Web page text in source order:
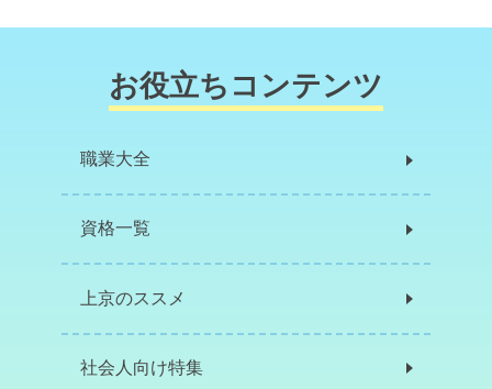
お役立ちコンテンツ
職業大全
資格一覧
上京のススメ
社会人向け特集